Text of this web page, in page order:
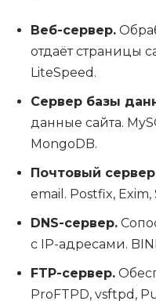
Веб-сервер.
отдаёт страницы
LiteSpeed.
Сервер базы
данные сайта.
MongoDB.
Почтовый
email. Postfix, Exim,
DNS-сервер.
с IP-адресами.
FTP-сервер.
ProFTPD, vsftpd,